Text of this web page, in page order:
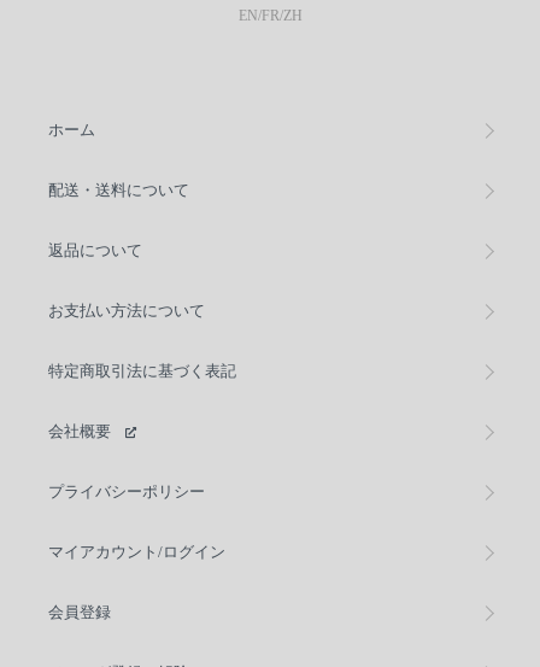
EN/FR/ZH
ホーム
配送・送料について
返品について
お支払い方法について
特定商取引法に基づく表記
会社概要
プライバシーポリシー
マイアカウント/ログイン
会員登録